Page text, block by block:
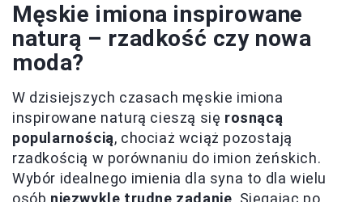
Męskie imiona inspirowane
naturą – rzadkość czy nowa
moda?
W dzisiejszych czasach męskie imiona
inspirowane naturą cieszą się rosnącą
popularnością, chociaż wciąż pozostają
rzadkością w porównaniu do imion żeńskich.
Wybór idealnego imienia dla syna to dla wielu
osób niezwykle trudne zadanie. Sięgając po